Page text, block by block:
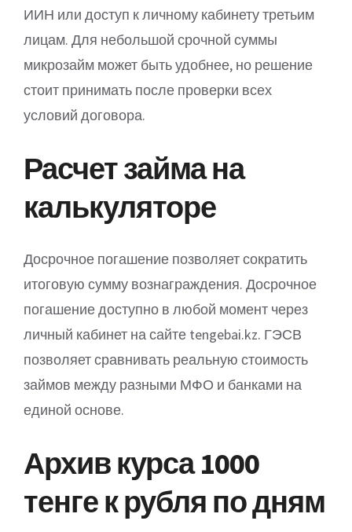
ИИН или доступ к личному кабинету третьим
лицам. Для небольшой срочной суммы
микрозайм может быть удобнее, но решение
стоит принимать после проверки всех
условий договора.
Расчет займа на
калькуляторе
Досрочное погашение позволяет сократить
итоговую сумму вознаграждения. Досрочное
погашение доступно в любой момент через
личный кабинет на сайте tengebai.kz. ГЭСВ
позволяет сравнивать реальную стоимость
займов между разными МФО и банками на
единой основе.
Архив курса 1000
тенге к рубля по дням